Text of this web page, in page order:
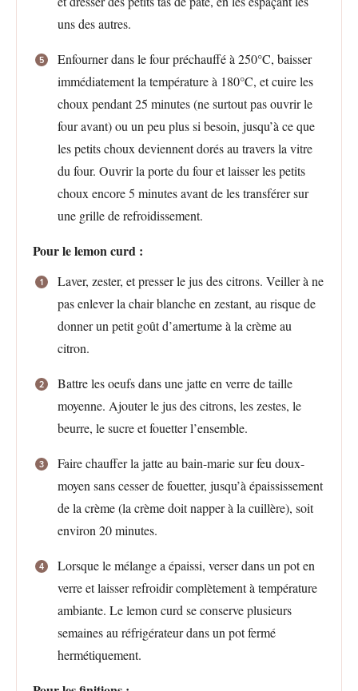
uns des autres.
Enfourner dans le four préchauffé à 250°C, baisser
immédiatement la température à 180°C, et cuire les
choux pendant 25 minutes (ne surtout pas ouvrir le
four avant) ou un peu plus si besoin, jusqu’à ce que
les petits choux deviennent dorés au travers la vitre
du four. Ouvrir la porte du four et laisser les petits
choux encore 5 minutes avant de les transférer sur
une grille de refroidissement.
Pour le lemon curd :
Laver, zester, et presser le jus des citrons. Veiller à ne
pas enlever la chair blanche en zestant, au risque de
donner un petit goût d’amertume à la crème au
citron.
Battre les oeufs dans une jatte en verre de taille
moyenne. Ajouter le jus des citrons, les zestes, le
beurre, le sucre et fouetter l’ensemble.
Faire chauffer la jatte au bain-marie sur feu doux-
moyen sans cesser de fouetter, jusqu’à épaississement
de la crème (la crème doit napper à la cuillère), soit
environ 20 minutes.
Lorsque le mélange a épaissi, verser dans un pot en
verre et laisser refroidir complètement à température
ambiante. Le lemon curd se conserve plusieurs
semaines au réfrigérateur dans un pot fermé
hermétiquement.